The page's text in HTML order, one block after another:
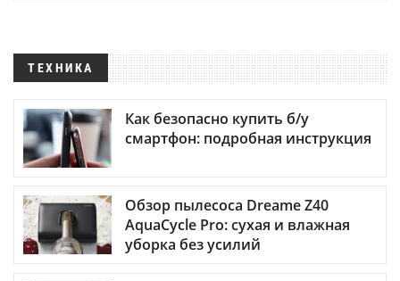
ТЕХНИКА
Как безопасно купить б/у
смартфон: подробная инструкция
Обзор пылесоса Dreame Z40
AquaCycle Pro: сухая и влажная
уборка без усилий